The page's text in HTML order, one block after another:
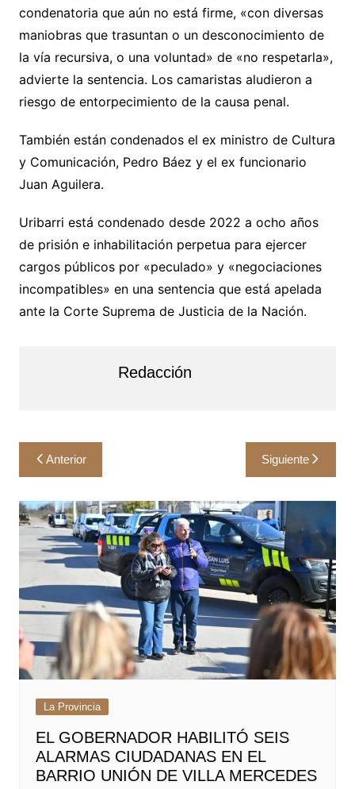
condenatoria que aún no está firme, «con diversas
maniobras que trasuntan o un desconocimiento de
la vía recursiva, o una voluntad» de «no respetarla»,
advierte la sentencia. Los camaristas aludieron a
riesgo de entorpecimiento de la causa penal.
También están condenados el ex ministro de Cultura
y Comunicación, Pedro Báez y el ex funcionario
Juan Aguilera.
Uribarri está condenado desde 2022 a ocho años
de prisión e inhabilitación perpetua para ejercer
cargos públicos por «peculado» y «negociaciones
incompatibles» en una sentencia que está apelada
ante la Corte Suprema de Justicia de la Nación.
Redacción
Navegación
de
entradas
Anterior Siguiente
La Provincia
EL GOBERNADOR HABILITÓ SEIS
ALARMAS CIUDADANAS EN EL
BARRIO UNIÓN DE VILLA MERCEDES